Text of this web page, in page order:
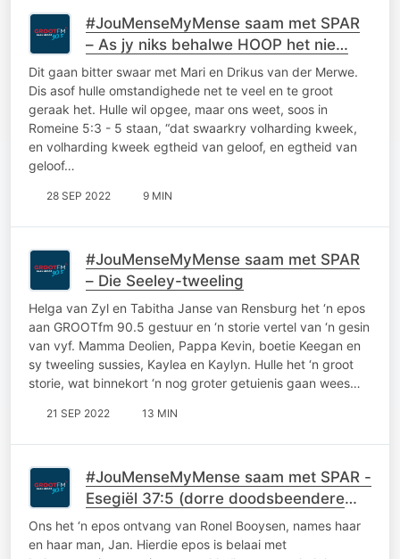
#JouMenseMyMense saam met SPAR
– As jy niks behalwe HOOP het nie…
Dit gaan bitter swaar met Mari en Drikus van der Merwe.
Dis asof hulle omstandighede net te veel en te groot
geraak het. Hulle wil opgee, maar ons weet, soos in
Romeine 5:3 - 5 staan, “dat swaarkry volharding kweek,
en volharding kweek egtheid van geloof, en egtheid van
geloof…
28 SEP 2022 9 MIN
#JouMenseMyMense saam met SPAR
– Die Seeley-tweeling
Helga van Zyl en Tabitha Janse van Rensburg het ‘n epos
aan GROOTfm 90.5 gestuur en ‘n storie vertel van ‘n gesin
van vyf. Mamma Deolien, Pappa Kevin, boetie Keegan en
sy tweeling sussies, Kaylea en Kaylyn. Hulle het ‘n groot
storie, wat binnekort ‘n nog groter getuienis gaan wees…
21 SEP 2022 13 MIN
#JouMenseMyMense saam met SPAR -
Esegiël 37:5 (dorre doodsbeendere
kry lewe)
Ons het ‘n epos ontvang van Ronel Booysen, names haar
en haar man, Jan. Hierdie epos is belaai met